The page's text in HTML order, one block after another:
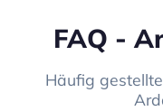
FAQ -
Häufig